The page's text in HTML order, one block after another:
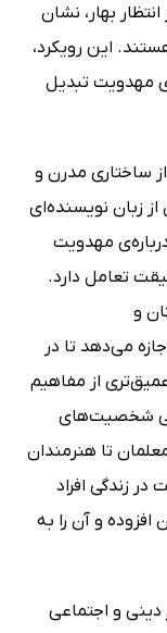
بهار، نشان
این رویکرد،
مهدویت تبدیل
ساختاری مدرن و
زبان نویسنده‌ای
مهدویت
تعامل دارد.
و
می‌دهد تا در
از مفاهیم
شخصیت‌های
تا هنرمندان
در زندگی افراد
افزوده و آن را به
و اجتماعی